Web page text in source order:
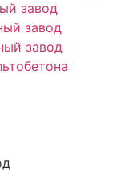
завод
завод
завод